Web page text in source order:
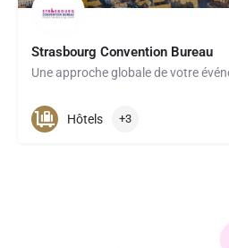
Strasbourg Convention Bureau
Une approche globale de votre
Hôtels +3